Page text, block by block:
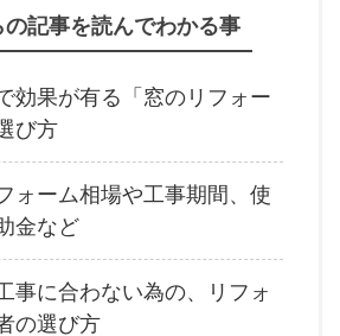
の記事を読んでわかる事
効果が有る「窓のリフォー
び方
ォーム相場や工事期間、使
金など
事に合わない為の、リフォ
の選び方